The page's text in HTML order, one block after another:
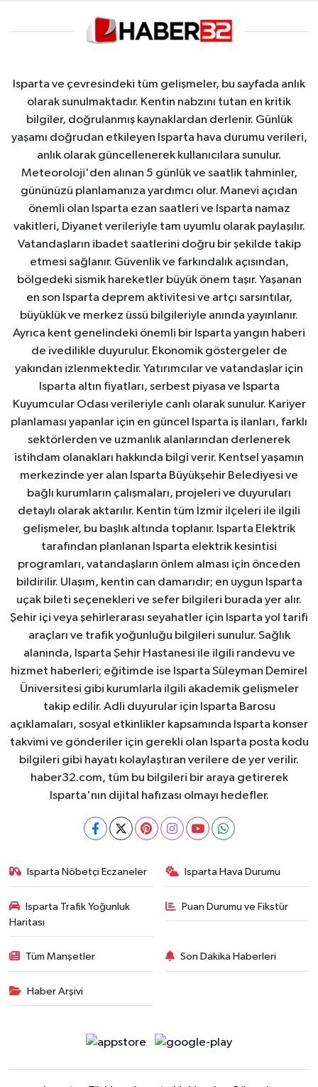
Isparta ve çevresindeki tüm gelişmeler, bu sayfada anlık
olarak sunulmaktadır. Kentin nabzını tutan en kritik
bilgiler, doğrulanmış kaynaklardan derlenir. Günlük
yaşamı doğrudan etkileyen Isparta hava durumu verileri,
anlık olarak güncellenerek kullanıcılara sunulur.
Meteoroloji'den alınan 5 günlük ve saatlik tahminler,
gününüzü planlamanıza yardımcı olur. Manevi açıdan
önemli olan Isparta ezan saatleri ve Isparta namaz
vakitleri, Diyanet verileriyle tam uyumlu olarak paylaşılır.
Vatandaşların ibadet saatlerini doğru bir şekilde takip
etmesi sağlanır. Güvenlik ve farkındalık açısından,
bölgedeki sismik hareketler büyük önem taşır. Yaşanan
en son Isparta deprem aktivitesi ve artçı sarsıntılar,
büyüklük ve merkez üssü bilgileriyle anında yayınlanır.
Ayrıca kent genelindeki önemli bir Isparta yangın haberi
de ivedilikle duyurulur. Ekonomik göstergeler de
yakından izlenmektedir. Yatırımcılar ve vatandaşlar için
Isparta altın fiyatları, serbest piyasa ve Isparta
Kuyumcular Odası verileriyle canlı olarak sunulur. Kariyer
planlaması yapanlar için en güncel Isparta iş ilanları, farklı
sektörlerden ve uzmanlık alanlarından derlenerek
istihdam olanakları hakkında bilgi verir. Kentsel yaşamın
merkezinde yer alan Isparta Büyükşehir Belediyesi ve
bağlı kurumların çalışmaları, projeleri ve duyuruları
detaylı olarak aktarılır. Kentin tüm İzmir ilçeleri ile ilgili
gelişmeler, bu başlık altında toplanır. Isparta Elektrik
tarafından planlanan Isparta elektrik kesintisi
programları, vatandaşların önlem alması için önceden
bildirilir. Ulaşım, kentin can damarıdır; en uygun Isparta
uçak bileti seçenekleri ve sefer bilgileri burada yer alır.
Şehir içi veya şehirlerarası seyahatler için Isparta yol tarifi
araçları ve trafik yoğunluğu bilgileri sunulur. Sağlık
alanında, Isparta Şehir Hastanesi ile ilgili randevu ve
hizmet haberleri; eğitimde ise Isparta Süleyman Demirel
Üniversitesi gibi kurumlarla ilgili akademik gelişmeler
takip edilir. Adli duyurular için Isparta Barosu
açıklamaları, sosyal etkinlikler kapsamında Isparta konser
takvimi ve gönderiler için gerekli olan Isparta posta kodu
bilgileri gibi hayatı kolaylaştıran verilere de yer verilir.
haber32.com, tüm bu bilgileri bir araya getirerek
Isparta'nın dijital hafızası olmayı hedefler.
Isparta Nöbetçi Eczaneler Isparta Hava Durumu
Isparta Trafik Yoğunluk
Haritası
Puan Durumu ve Fikstür
Tüm Manşetler Son Dakika Haberleri
Haber Arşivi